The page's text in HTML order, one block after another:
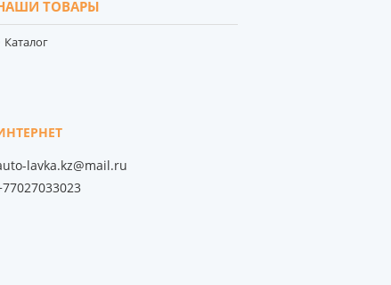
ТОВАРЫ
Каталог
lavka.kz@mail.ru